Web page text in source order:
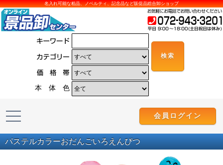
名入れ可能な粗品、ノベルティ、記念品など販促品総合卸ショップ
本 体 色
会員ログイン
パステルカラーおだんごいろえんぴつ